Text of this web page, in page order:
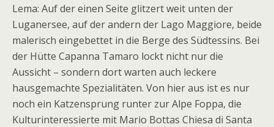
Lema: Auf der einen Seite glitzert weit unten der
Luganersee, auf der andern der Lago Maggiore, beide
malerisch eingebettet in die Berge des Südtessins. Bei
der Hütte Capanna Tamaro lockt nicht nur die
Aussicht – sondern dort warten auch leckere
hausgemachte Spezialitäten. Von hier aus ist es nur
noch ein Katzensprung runter zur Alpe Foppa, die
Kulturinteressierte mit Mario Bottas Chiesa di Santa